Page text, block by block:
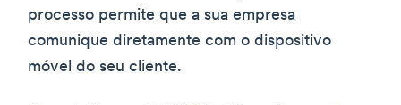
processo permite que a sua empresa
comunique diretamente com o dispositivo
móvel do seu cliente.